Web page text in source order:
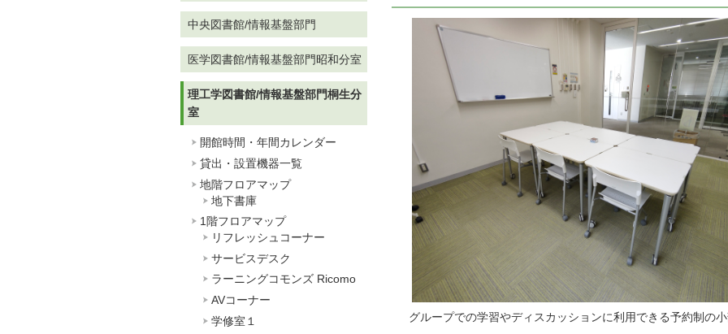
グループでの学習やディスカッションに利用できる予約制の
中央図書館/情報基盤部門
医学図書館/情報基盤部門昭和分室
理工学図書館/情報基盤部門桐生分
室
開館時間・年間カレンダー
貸出・設置機器一覧
地階フロアマップ
地下書庫
1階フロアマップ
リフレッシュコーナー
サービスデスク
ラーニングコモンズ Ricomo
AVコーナー
学修室１